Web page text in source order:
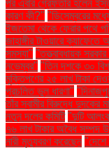
পর এবার গ্রেফতার হলেন
কারণ কী?" "ডিসেম্বরের
ইজতেমা থেকে ফেরার পথে
জাহাঙ্গীর টাওয়ারে ক্যাফেতে
সমস্যা" "তত্ত্বাবধায়ক
নভেম্বর" "তিন দশকে ৩০
মুক্তিপণের ২৫ লাখ টাকা
প্রচলিত ভুল ধারণা"
তাঁর স্বামীর বিরুদ্ধে দুদকের
নতুন দলের কমিটি "দুটি
৭৬ লাখ টাকার অবৈধ সম্পদ
নারী মৃত্যুবরণ করেছেন "দেশে